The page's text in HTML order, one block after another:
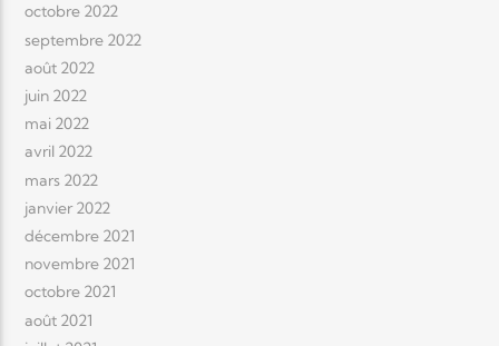
octobre 2022
septembre 2022
août 2022
juin 2022
mai 2022
avril 2022
mars 2022
janvier 2022
décembre 2021
novembre 2021
octobre 2021
août 2021